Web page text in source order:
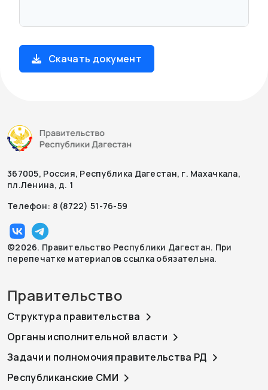
Скачать документ
367005, Россия, Республика Дагестан, г. Махачкала,
пл.Ленина, д. 1
Телефон: 8 (8722) 51-76-59
©2026. Правительство Республики Дагестан. При
перепечатке материалов ссылка обязательна.
Правительство
Структура правительства
Органы исполнительной власти
Задачи и полномочия правительства РД
Республиканские СМИ